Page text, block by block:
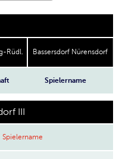
Rüdl. Bassersdorf Nürensdorf
Spielername
III
Spielername